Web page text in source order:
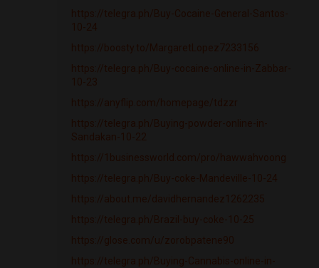
https://telegra.ph/Buy-Cocaine-General-Santos-
10-24
https://boosty.to/MargaretLopez7233156
https://telegra.ph/Buy-cocaine-online-in-Zabbar-
10-23
https://anyflip.com/homepage/tdzzr
https://telegra.ph/Buying-powder-online-in-
Sandakan-10-22
https://1businessworld.com/pro/hawwahvoong
https://telegra.ph/Buy-coke-Mandeville-10-24
https://about.me/davidhernandez1262235
https://telegra.ph/Brazil-buy-coke-10-25
https://glose.com/u/zorobpatene90
https://telegra.ph/Buying-Cannabis-online-in-